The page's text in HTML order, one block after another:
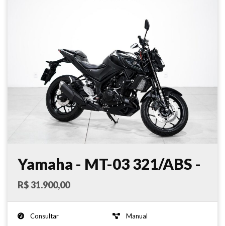
Yamaha - MT-03 321/ABS -
2022
R$ 31.900,00
Consultar
Manual